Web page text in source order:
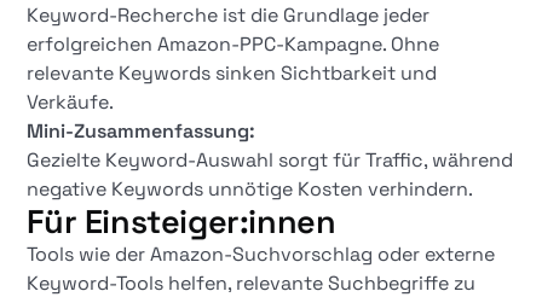
Keyword-Recherche ist die Grundlage jeder
erfolgreichen Amazon-PPC-Kampagne. Ohne
relevante Keywords sinken Sichtbarkeit und
Verkäufe.
Mini-Zusammenfassung:
Gezielte Keyword-Auswahl sorgt für Traffic, während
negative Keywords unnötige Kosten verhindern.
Für Einsteiger:innen
Tools wie der Amazon-Suchvorschlag oder externe
Keyword-Tools helfen, relevante Suchbegriffe zu